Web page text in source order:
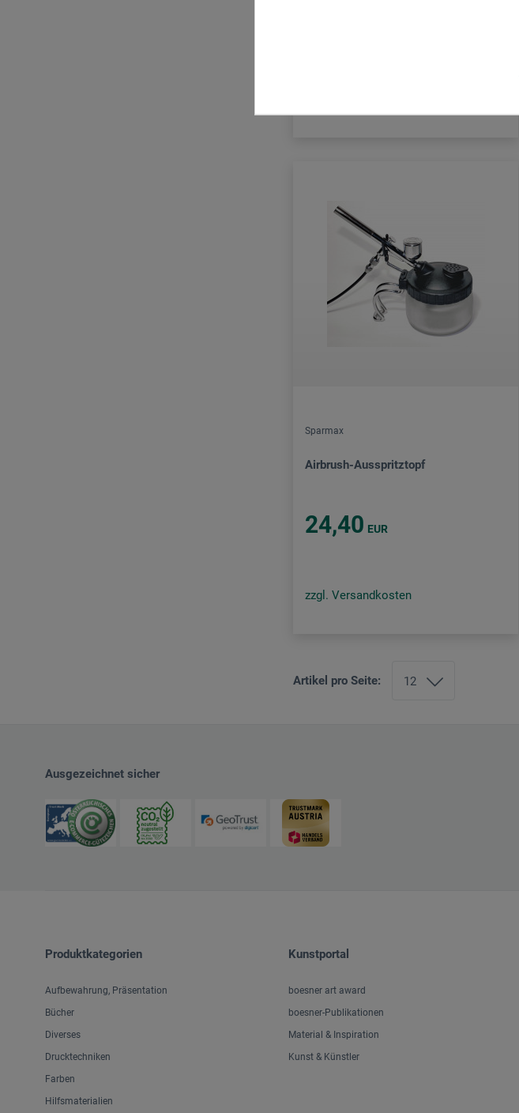
Sparmax
Airbrush-Ausspritztopf
24,40 EUR
zzgl. Versandkosten
Artikel pro Seite:
Ausgezeichnet sicher
Produktkategorien
Aufbewahrung, Präsentation
Bücher
Diverses
Drucktechniken
Farben
Hilfsmaterialien
Kunstportal
boesner art award
boesner-Publikationen
Material & Inspiration
Kunst & Künstler